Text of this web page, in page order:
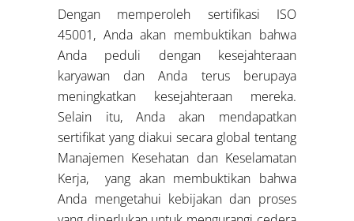
Dengan memperoleh sertifikasi ISO
45001, Anda akan membuktikan bahwa
Anda peduli dengan kesejahteraan
karyawan dan Anda terus berupaya
meningkatkan kesejahteraan mereka.
Selain itu, Anda akan mendapatkan
sertifikat yang diakui secara global tentang
Manajemen Kesehatan dan Keselamatan
Kerja, yang akan membuktikan bahwa
Anda mengetahui kebijakan dan proses